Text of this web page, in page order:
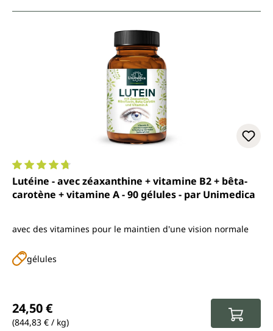
Note moyenne de 4.7 sur 5 étoiles
Lutéine - avec zéaxanthine + vitamine B2 + bêta-
carotène + vitamine A - 90 gélules - par Unimedica
avec des vitamines pour le maintien d'une vision normale
gélules
24,50 €
(844,83 € / kg)